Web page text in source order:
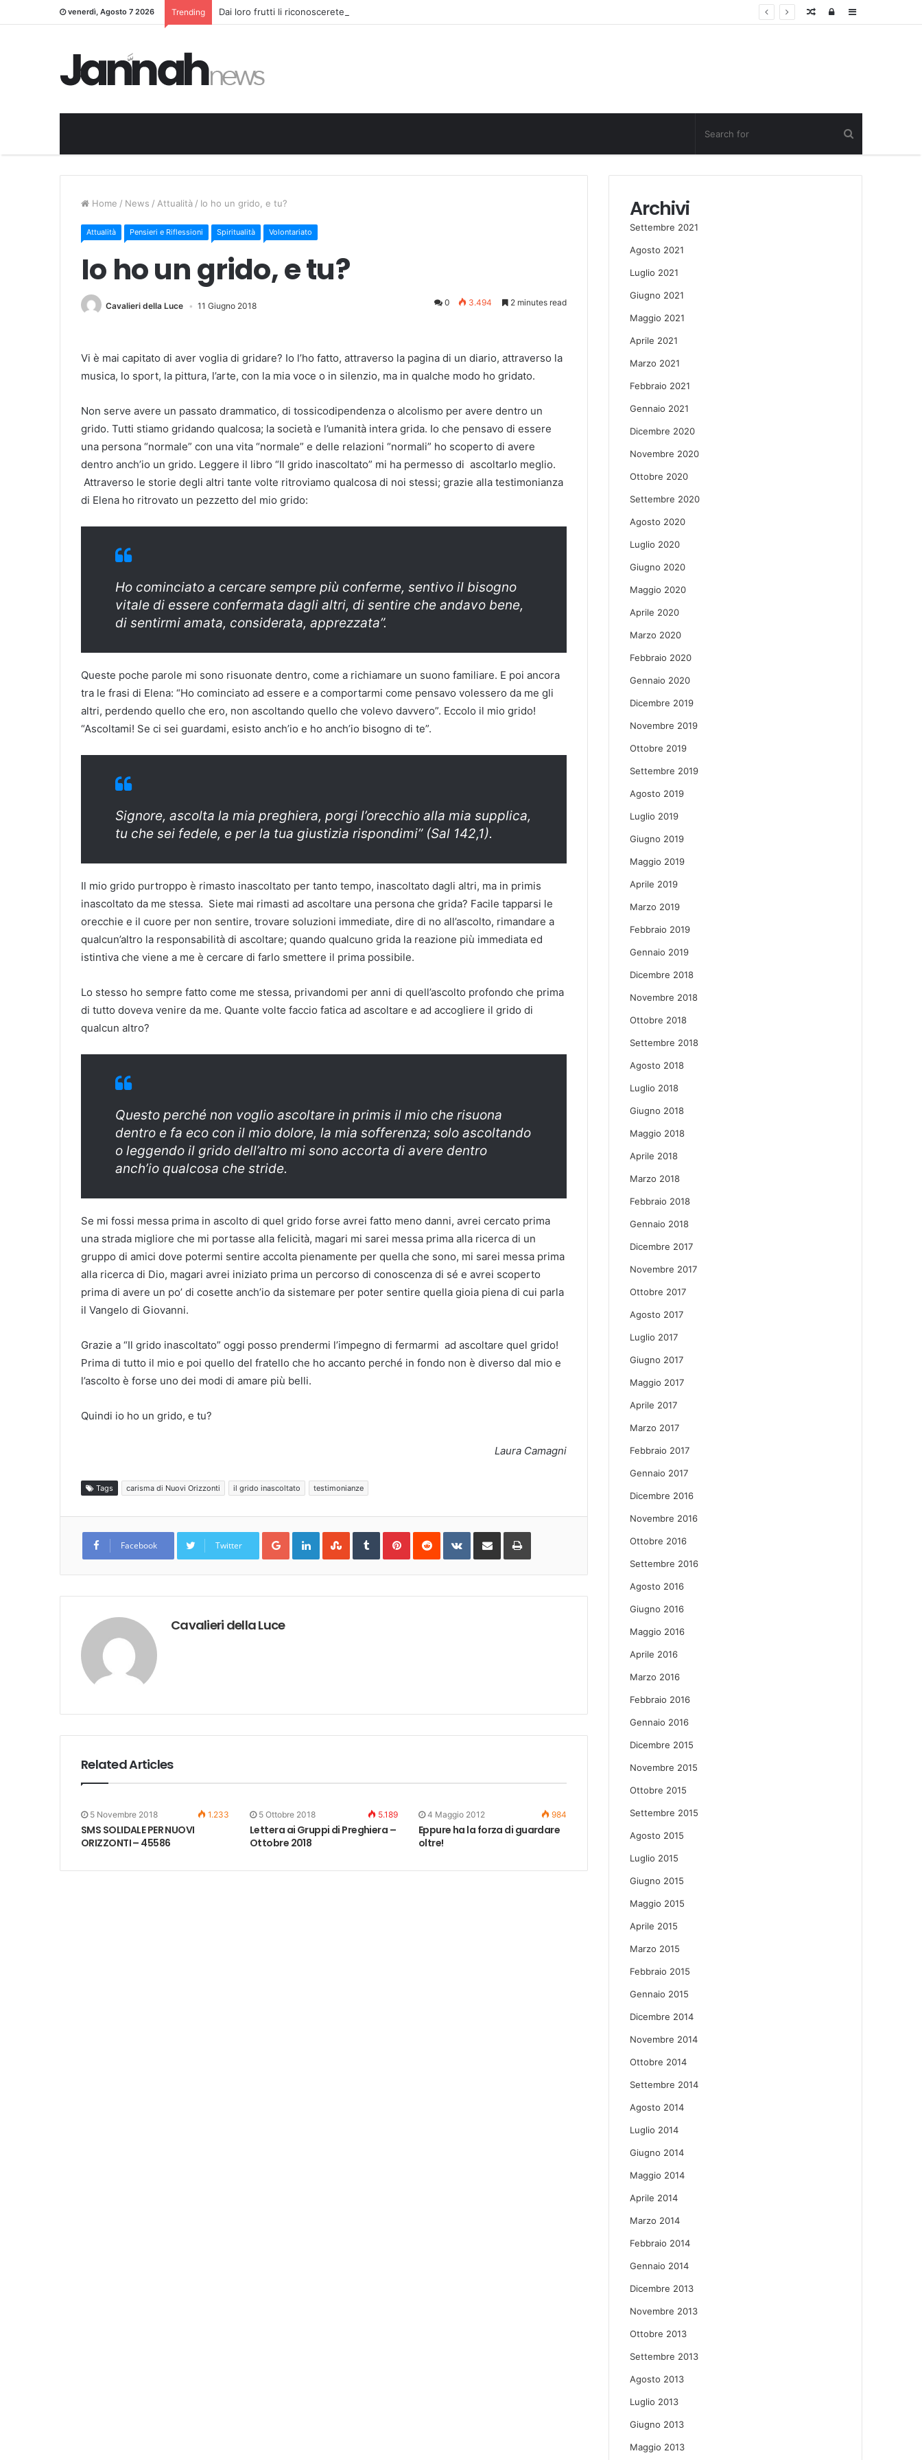
venerdì, Agosto 7 2026 Trending Dai loro frutti li riconoscerete Sidebar
Log
Random
Home / News / Attualità / Io ho un grido, e tu?
Attualità Pensieri e Riflessioni Spiritualità Volontariato
Io ho un grido, e tu?
Cavalieri della Luce 11 Giugno 2018 0 3.494 2 minutes read
Vi è mai capitato di aver voglia di gridare? Io l’ho fatto, attraverso la pagina di un diario, attraverso la
musica, lo sport, la pittura, l’arte, con la mia voce o in silenzio, ma in qualche modo ho gridato.
Non serve avere un passato drammatico, di tossicodipendenza o alcolismo per avere dentro un
grido. Tutti stiamo gridando qualcosa; la società e l’umanità intera grida. Io che pensavo di essere
una persona “normale” con una vita “normale” e delle relazioni “normali” ho scoperto di avere
dentro anch’io un grido. Leggere il libro “Il grido inascoltato” mi ha permesso di ascoltarlo meglio.
Attraverso le storie degli altri tante volte ritroviamo qualcosa di noi stessi; grazie alla testimonianza
di Elena ho ritrovato un pezzetto del mio grido:
Ho cominciato a cercare sempre più conferme, sentivo il bisogno
vitale di essere confermata dagli altri, di sentire che andavo bene,
di sentirmi amata, considerata, apprezzata”.
Queste poche parole mi sono risuonate dentro, come a richiamare un suono familiare. E poi ancora
tra le frasi di Elena: “Ho cominciato ad essere e a comportarmi come pensavo volessero da me gli
altri, perdendo quello che ero, non ascoltando quello che volevo davvero”. Eccolo il mio grido!
“Ascoltami! Se ci sei guardami, esisto anch’io e ho anch’io bisogno di te”.
Signore, ascolta la mia preghiera, porgi l’orecchio alla mia supplica,
tu che sei fedele, e per la tua giustizia rispondimi” (Sal 142,1).
Il mio grido purtroppo è rimasto inascoltato per tanto tempo, inascoltato dagli altri, ma in primis
inascoltato da me stessa. Siete mai rimasti ad ascoltare una persona che grida? Facile tapparsi le
orecchie e il cuore per non sentire, trovare soluzioni immediate, dire di no all’ascolto, rimandare a
qualcun’altro la responsabilità di ascoltare; quando qualcuno grida la reazione più immediata ed
istintiva che viene a me è cercare di farlo smettere il prima possibile.
Lo stesso ho sempre fatto come me stessa, privandomi per anni di quell’ascolto profondo che prima
di tutto doveva venire da me. Quante volte faccio fatica ad ascoltare e ad accogliere il grido di
qualcun altro?
Questo perché non voglio ascoltare in primis il mio che risuona
dentro e fa eco con il mio dolore, la mia sofferenza; solo ascoltando
o leggendo il grido dell’altro mi sono accorta di avere dentro
anch’io qualcosa che stride.
Se mi fossi messa prima in ascolto di quel grido forse avrei fatto meno danni, avrei cercato prima
una strada migliore che mi portasse alla felicità, magari mi sarei messa prima alla ricerca di un
gruppo di amici dove potermi sentire accolta pienamente per quella che sono, mi sarei messa prima
alla ricerca di Dio, magari avrei iniziato prima un percorso di conoscenza di sé e avrei scoperto
prima di avere un po’ di cosette anch’io da sistemare per poter sentire quella gioia piena di cui parla
il Vangelo di Giovanni.
Grazie a “Il grido inascoltato” oggi posso prendermi l’impegno di fermarmi ad ascoltare quel grido!
Prima di tutto il mio e poi quello del fratello che ho accanto perché in fondo non è diverso dal mio e
l’ascolto è forse uno dei modi di amare più belli.
Quindi io ho un grido, e tu?
Laura Camagni
Tags carisma di Nuovi Orizzonti il grido inascoltato testimonianze
Facebook Twitter
Google+LinkedInStumbleUpon
TumblrPinterestReddit VKontakteShare
Email
Print
Cavalieri della Luce
Related Articles
5 Novembre 2018 1.233
SMS SOLIDALE PER NUOVI
ORIZZONTI – 45586
5 Ottobre 2018 5.189
Lettera ai Gruppi di Preghiera –
Ottobre 2018
4 Maggio 2012 984
Eppure ha la forza di guardare
oltre!
Archivi
Settembre 2021
Agosto 2021
Luglio 2021
Giugno 2021
Maggio 2021
Aprile 2021
Marzo 2021
Febbraio 2021
Gennaio 2021
Dicembre 2020
Novembre 2020
Ottobre 2020
Settembre 2020
Agosto 2020
Luglio 2020
Giugno 2020
Maggio 2020
Aprile 2020
Marzo 2020
Febbraio 2020
Gennaio 2020
Dicembre 2019
Novembre 2019
Ottobre 2019
Settembre 2019
Agosto 2019
Luglio 2019
Giugno 2019
Maggio 2019
Aprile 2019
Marzo 2019
Febbraio 2019
Gennaio 2019
Dicembre 2018
Novembre 2018
Ottobre 2018
Settembre 2018
Agosto 2018
Luglio 2018
Giugno 2018
Maggio 2018
Aprile 2018
Marzo 2018
Febbraio 2018
Gennaio 2018
Dicembre 2017
Novembre 2017
Ottobre 2017
Agosto 2017
Luglio 2017
Giugno 2017
Maggio 2017
Aprile 2017
Marzo 2017
Febbraio 2017
Gennaio 2017
Dicembre 2016
Novembre 2016
Ottobre 2016
Settembre 2016
Agosto 2016
Giugno 2016
Maggio 2016
Aprile 2016
Marzo 2016
Febbraio 2016
Gennaio 2016
Dicembre 2015
Novembre 2015
Ottobre 2015
Settembre 2015
Agosto 2015
Luglio 2015
Giugno 2015
Maggio 2015
Aprile 2015
Marzo 2015
Febbraio 2015
Gennaio 2015
Dicembre 2014
Novembre 2014
Ottobre 2014
Settembre 2014
Agosto 2014
Luglio 2014
Giugno 2014
Maggio 2014
Aprile 2014
Marzo 2014
Febbraio 2014
Gennaio 2014
Dicembre 2013
Novembre 2013
Ottobre 2013
Settembre 2013
Agosto 2013
Luglio 2013
Giugno 2013
Maggio 2013